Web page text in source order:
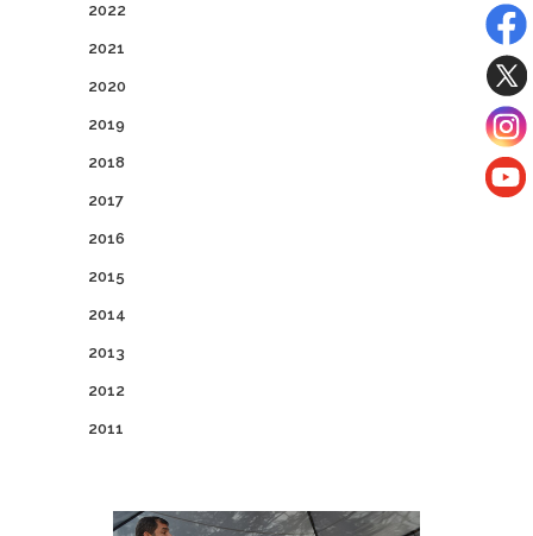
2022
2021
2020
2019
2018
2017
2016
2015
2014
2013
2012
2011